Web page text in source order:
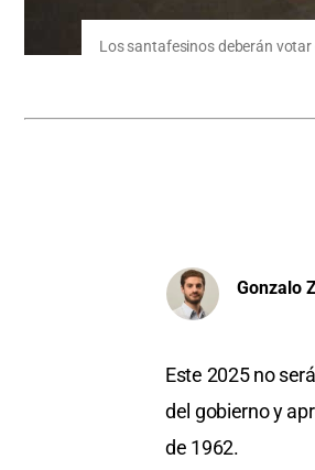
Los santafesinos deberán votar
Gonzalo
Este 2025 no
del gobierno y
de 1962.